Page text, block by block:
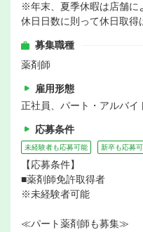
※年末、夏季休暇は店舗に
休日日数に則って休日取得
募集職種
薬剤師
雇用形態
正社員、パート・アルバイ
応募条件
未経験者も応募可能 新卒も応募
【応募条件】
■薬剤師免許取得者
※未経験者可能
≪パート薬剤師も募集≫